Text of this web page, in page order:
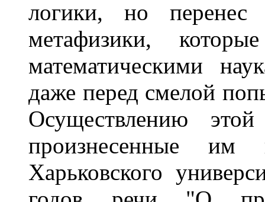
логики, но
метафизики,
математическими
даже перед смелой
Осуществлению
произнесенные им
Харьковского